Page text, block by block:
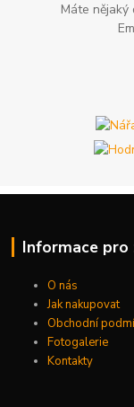
Máte nějaký
Informace pro
O nás
Jak nakupovat
Obchodní
Fotogalerie
Kontakty